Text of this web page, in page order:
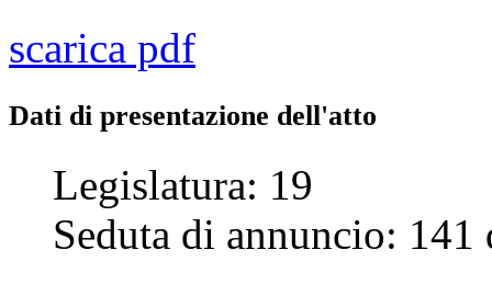
scarica pdf
Dati di presentazione dell'atto
Legislatura: 19
Seduta di annuncio: 141